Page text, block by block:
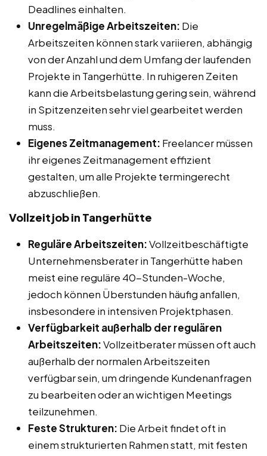
Deadlines einhalten.
Unregelmäßige Arbeitszeiten: Die
Arbeitszeiten können stark variieren, abhängig
von der Anzahl und dem Umfang der laufenden
Projekte in Tangerhütte. In ruhigeren Zeiten
kann die Arbeitsbelastung gering sein, während
in Spitzenzeiten sehr viel gearbeitet werden
muss.
Eigenes Zeitmanagement: Freelancer müssen
ihr eigenes Zeitmanagement effizient
gestalten, um alle Projekte termingerecht
abzuschließen.
Vollzeitjob in Tangerhütte
Reguläre Arbeitszeiten:Vollzeitbeschäftigte
Unternehmensberater in Tangerhütte haben
meist eine reguläre 40-Stunden-Woche,
jedoch können Überstunden häufig anfallen,
insbesondere in intensiven Projektphasen.
Verfügbarkeit außerhalb der regulären
Arbeitszeiten:Vollzeitberater müssen oft auch
außerhalb der normalen Arbeitszeiten
verfügbar sein, um dringende Kundenanfragen
zu bearbeiten oder an wichtigen Meetings
teilzunehmen.
Feste Strukturen: Die Arbeit findet oft in
einem strukturierten Rahmen statt, mit festen